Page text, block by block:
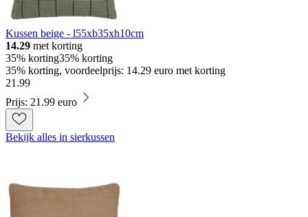
Kussen beige - l55xb35xh10cm
14.29 met korting
35% korting35% korting
35% korting, voordeelprijs: 14.29 euro met korting
21 .99
Prijs: 21.99 euro
Bekijk alles in sierkussen